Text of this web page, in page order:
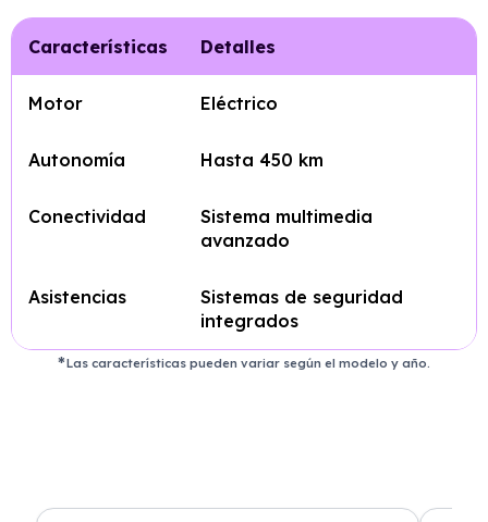
Características Detalles
Motor Eléctrico
Autonomía Hasta 450 km
Conectividad
Sistema multimedia
avanzado
Asistencias
Sistemas de seguridad
integrados
Las características pueden variar según el modelo y año.